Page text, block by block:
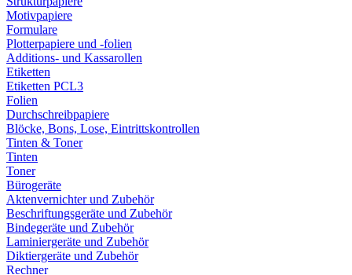
Motivpapiere
Formulare
Plotterpapiere und -folien
Additions- und Kassarollen
Etiketten
Etiketten PCL3
Folien
Durchschreibpapiere
Blöcke, Bons, Lose, Eintrittskontrollen
Tinten & Toner
Tinten
Toner
Bürogeräte
Aktenvernichter und Zubehör
Beschriftungsgeräte und Zubehör
Bindegeräte und Zubehör
Laminiergeräte und Zubehör
Diktiergeräte und Zubehör
Rechner